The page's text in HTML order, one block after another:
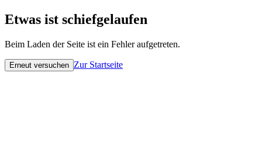
Etwas ist schiefgelaufen
Beim Laden der Seite ist ein Fehler aufgetreten.
Erneut versuchen Zur Startseite